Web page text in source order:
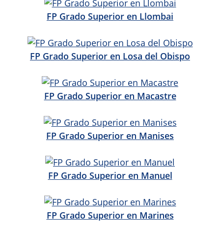
FP Grado Superior en Llombai
FP Grado Superior en Losa del Obispo
FP Grado Superior en Macastre
FP Grado Superior en Manises
FP Grado Superior en Manuel
FP Grado Superior en Marines